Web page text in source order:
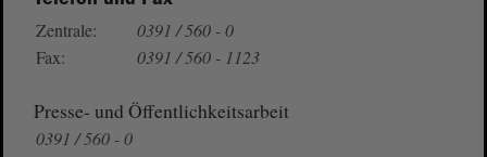
Zentrale:
0391 / 560 - 0
Fax:
0391 / 560 - 1123
Presse- und Öffentlichkeitsarbeit
0391 / 560 - 0